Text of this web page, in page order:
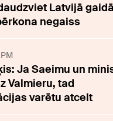
Latvijā
negaiss
Ja Saeimu un
Valmieru, tad
varētu atcelt